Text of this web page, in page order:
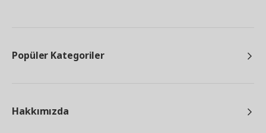
Popüler Kategoriler
Hakkımızda